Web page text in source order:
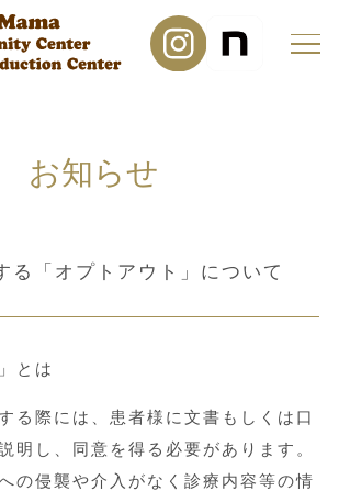
お知らせ
る「オプトアウト」について
とは
る際には、患者様に文書もしくは口
明し、同意を得る必要があります。
の侵襲や介入がなく診療内容等の情